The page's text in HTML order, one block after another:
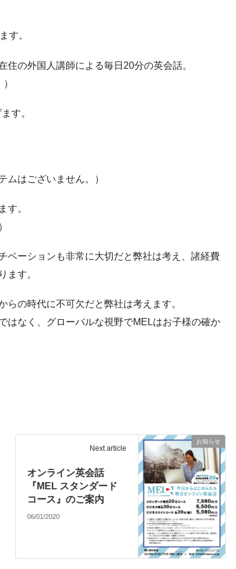
す。
の外国人講師による毎日20分の英会話。
す。
ムはございません。）
す。
ーションも非常に大切だと弊社は考え、諸経費
ます。
の時代に不可欠だと弊社は考えます。
はなく、グローバルな視野でMELはお子様の確か
お知らせ
Next article
オンライン英会話
『MEL スタンダード
コース』のご案内
06/01/2020